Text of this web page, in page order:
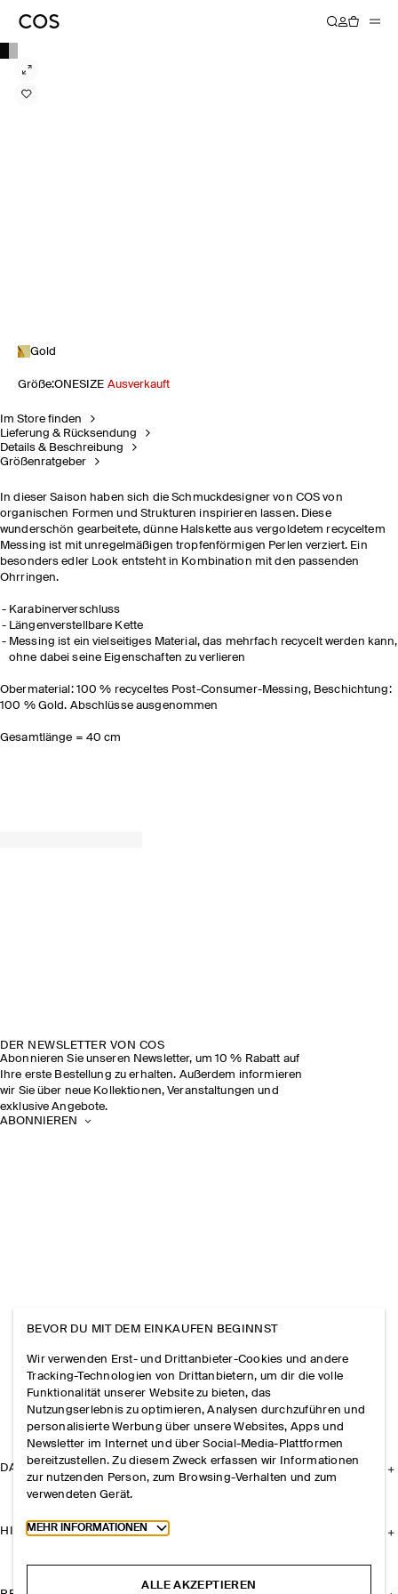
Gold
Größe:ONESIZE Ausverkauft
Im Store finden
Lieferung & Rücksendung
Details & Beschreibung
Größenratgeber
In dieser Saison haben sich die Schmuckdesigner von COS von
organischen Formen und Strukturen inspirieren lassen. Diese
wunderschön gearbeitete, dünne Halskette aus vergoldetem recyceltem
Messing ist mit unregelmäßigen tropfenförmigen Perlen verziert. Ein
besonders edler Look entsteht in Kombination mit den passenden
Ohrringen.
Karabinerverschluss
Längenverstellbare Kette
Messing ist ein vielseitiges Material, das mehrfach recycelt werden kann,
ohne dabei seine Eigenschaften zu verlieren
Obermaterial: 100 % recyceltes Post-Consumer-Messing, Beschichtung:
100 % Gold. Abschlüsse ausgenommen
Gesamtlänge = 40 cm
DER NEWSLETTER VON COS
Abonnieren Sie unseren Newsletter, um 10 % Rabatt auf
Ihre erste Bestellung zu erhalten. Außerdem informieren
wir Sie über neue Kollektionen, Veranstaltungen und
exklusive Angebote.
ABONNIEREN
DAS UNTERNEHMEN
HILFE
BEVOR DU MIT DEM EINKAUFEN BEGINNST
Wir verwenden Erst- und Drittanbieter-Cookies und andere
Tracking-Technologien von Drittanbietern, um dir die volle
Funktionalität unserer Website zu bieten, das
Nutzungserlebnis zu optimieren, Analysen durchzuführen und
personalisierte Werbung über unsere Websites, Apps und
Newsletter im Internet und über Social-Media-Plattformen
bereitzustellen. Zu diesem Zweck erfassen wir Informationen
zur nutzenden Person, zum Browsing-Verhalten und zum
verwendeten Gerät.
Toggle more cookie information
MEHR INFORMATIONEN
ALLE AKZEPTIEREN